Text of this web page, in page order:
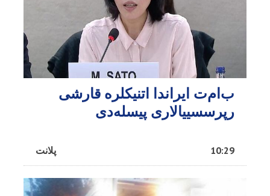
ب‌ام‌ت ایراندا اتنیکلره قارشی
رپرسسییالاری پیسله‌دی
پلانت 10:29